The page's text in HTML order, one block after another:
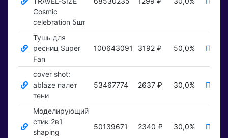
Cosmic
celebration 5шт
Тушь для
ресниц Super
Fan
100643091 3192 ₽ 50,0%
cover shot:
ablaze палет
тени
53467774 2637 ₽ 30,0%
Моделирующий
стик 2в1
shaping
50139671 2340 ₽ 30,0%